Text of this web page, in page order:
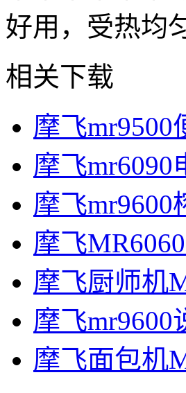
好用，受热均
相关下载
摩飞
摩飞
摩飞mr9600
摩飞
摩飞厨师机
摩飞mr9600
摩飞面包机